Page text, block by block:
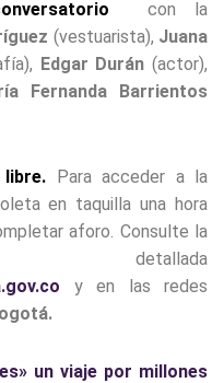
con la
(vestuarista), Juana
Edgar Durán (actor),
Fernanda Barrientos
Para acceder a la
en taquilla una hora
aforo. Consulte la
detallada
y en las redes
un viaje por millones